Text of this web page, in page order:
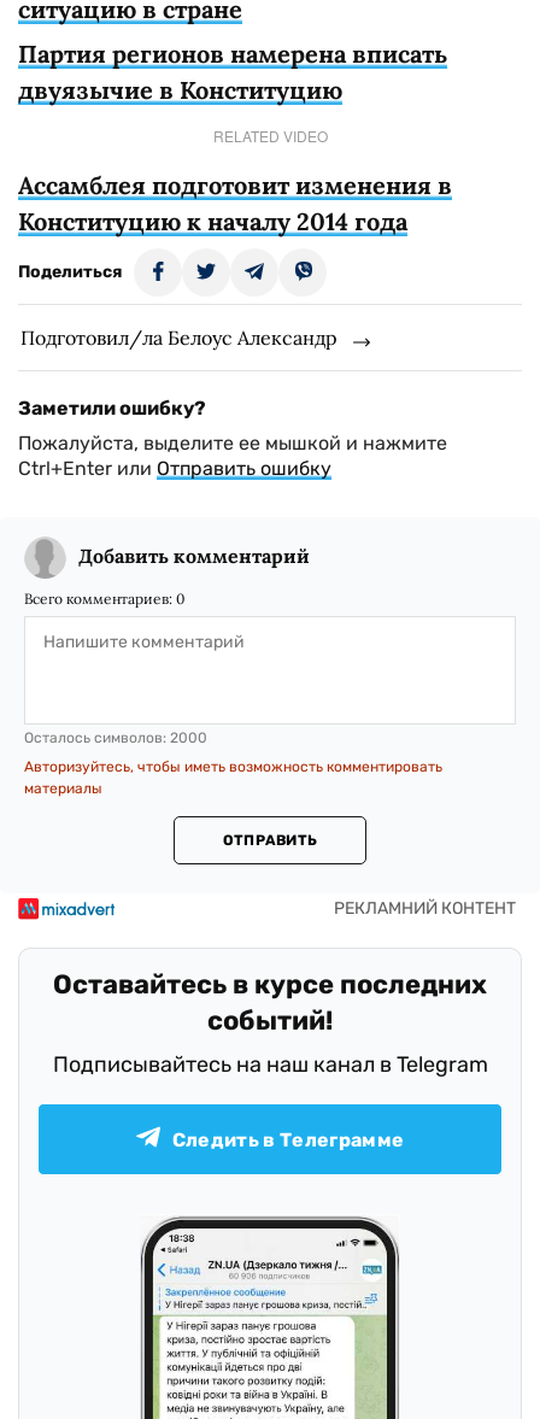
ситуацию в стране
Партия регионов намерена вписать
двуязычие в Конституцию
RELATED VIDEO
Ассамблея подготовит изменения в
Конституцию к началу 2014 года
Поделиться
Подготовил/ла Белоус Александр
Заметили ошибку?
Пожалуйста, выделите ее мышкой и нажмите
Ctrl+Enter или Отправить ошибку
Добавить комментарий
Всего комментариев: 0
Осталось символов: 2000
Авторизуйтесь, чтобы иметь возможность комментировать
материалы
ОТПРАВИТЬ
Оставайтесь в курсе последних
событий!
Подписывайтесь на наш канал в Telegram
Следить в Телеграмме